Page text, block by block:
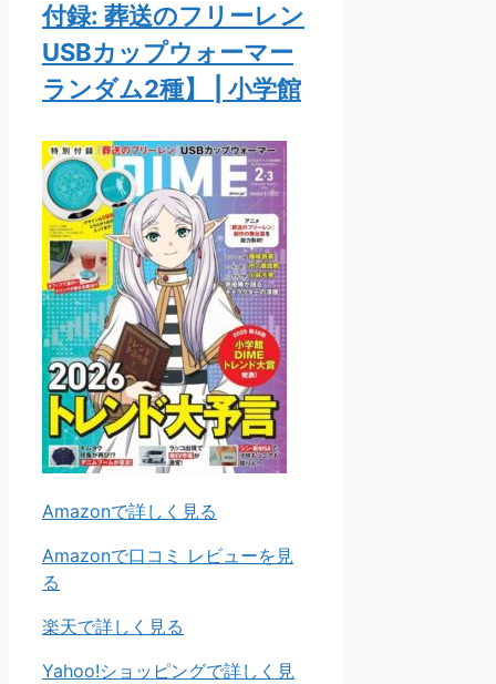
付録: 葬送のフリーレン
USBカップウォーマー
ランダム2種】 | 小学館
Amazonで詳しく見る
Amazonで口コミ レビューを見
る
楽天で詳しく見る
Yahoo!ショッピングで詳しく見